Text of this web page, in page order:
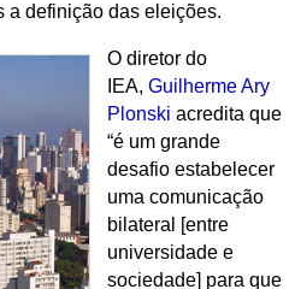
a definição das eleições.
O diretor do
IEA, Guilherme Ary
Plonski acredita que
“é um grande
desafio estabelecer
uma comunicação
bilateral [entre
universidade e
sociedade] para que